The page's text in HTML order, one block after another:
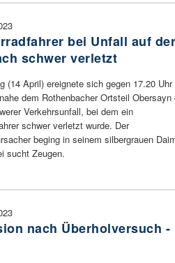
bei Unfall auf
schwer verletzt
(14 April) ereignete sich gegen 17.20 Uhr
dem Rothenbacher Ortsteil Obersayn
Verkehrsunfall, bei dem ein
schwer verletzt wurde. Der
beging in seinem silbergrauen
sucht Zeugen.
nach Überholversuch -